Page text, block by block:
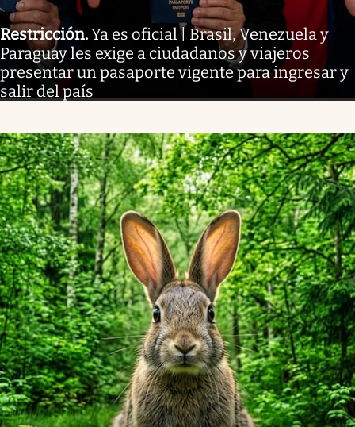
Restricción.Ya es oficial | Brasil, Venezuela y
Paraguay les exige a ciudadanos y viajeros
presentar un pasaporte vigente para ingresar y
salir del país